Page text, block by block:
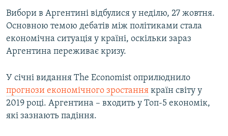
Вибори в Аргентині відбулися у неділю, 27 жовтня.
Основною темою дебатів між політиками стала
економічна ситуація у країні, оскільки зараз
Аргентина переживає кризу.
У січні видання The Economist оприлюднило
прогнози економічного зростання країн світу у
2019 році. Аргентина – входить у Топ-5 економік,
які зазнають падіння.